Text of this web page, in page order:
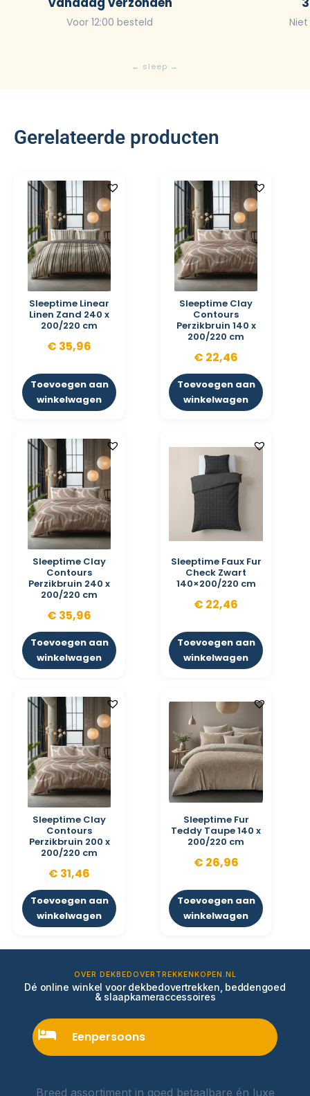
Voor 12:00 besteld
Gerelateerde producten
Sleeptime Linear
Linen Zand 240 x
200/220 cm
€ 35,96
Toevoegen aan
winkelwagen
Sleeptime Clay
Contours
Perzikbruin 140 x
200/220 cm
€ 22,46
Toevoegen aan
winkelwagen
Sleeptime Clay
Contours
Perzikbruin 240 x
200/220 cm
€ 35,96
Toevoegen aan
winkelwagen
Sleeptime Faux Fur
Check Zwart
140×200/220 cm
€ 22,46
Toevoegen aan
winkelwagen
Sleeptime Clay
Contours
Perzikbruin 200 x
200/220 cm
€ 31,46
Toevoegen aan
winkelwagen
Sleeptime Fur
Teddy Taupe 140 x
200/220 cm
€ 26,96
Toevoegen aan
winkelwagen
OVER DEKBEDOVERTREKKENKOPEN.NL
Dé online winkel voor dekbedovertrekken, beddengoed
& slaapkameraccessoires
Eenpersoons
Breed assortiment in goed betaalbare én luxe